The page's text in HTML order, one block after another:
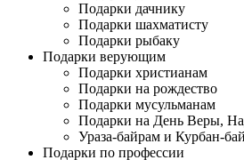
Подарки дачнику
Подарки шахматисту
Подарки рыбаку
Подарки верующим
Подарки христианам
Подарки на рождество
Подарки мусульманам
Подарки на День Веры,
Ураза-байрам и Курбан-
Подарки по профессии